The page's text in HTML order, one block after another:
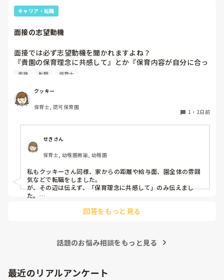
ただじっと座っていても、5分も座ればお尻に痛みがきま
す。
この高さの作業だと意外に、
なること多いことに気づきました。
その度にあちらこちらに痛みが来て
立ち上がる時には、膝や太ももが固まり痛みが……
腰痛、膝痛お持ちの方は、どの程度の痛みで働かれているの
でしょうか。
出産等で、幾度か開腹手術をしましたが、翌日には歩けまし
たし…
今回は、今少し治まっている痛みがぶり返したどうしようと
いう思いもあり、ちょっと無理かも…と思い始めています。
まだ急性期ということと、昔、夫が腰を痛めてすぐに整骨院
に行ってより酷くなって帰ってきたことがあり、怖くて行け
もしばしば…
パンツで寝れる子が増えてきて、寝かしつけの時にトイレに
うとするとその子も行きたがります。
ので、その子には待っててねといい外に出ていました。今日
はそれで2回漏らしています。
2回目は私は見ていないのですが、かなり微量だったそう
しているように見えると言われました。
日頃からそのことの関わりはしっかり持てるように意識はし
ていますが…
キャリア・転職
面接の志望動機
面接では必ず志望動機を聞かれますよね？
『貴園の保育理念に共感して』とか『保育内容が自分に合っ
てると思いました』等々が多いかと思いますが、実際はどう
私自身、園の雰囲気とか園の規模、保育内容は勘案しますが
正直なところ、家から通いやすいか、給与はどうか…という
ところに重きを置いています
皆さんは、志望動機をどのように答えていますか？また、本
音はどうですか？
面接 転職 保育士
クッキー
保育士, 認可保育園
1 ・ 2日前
せきさん
保育士, 幼稚園教諭, 幼稚園
私もクッキーさん同様、家からの距離や給与面、園全体の雰囲
気などで転職をしました。
が、その辺は伝えず、「保育理念に共感して」のみ伝えまし
た。
回答をもっと見る
話題のお悩み相談をもっと見る
最近のリアルアンケート